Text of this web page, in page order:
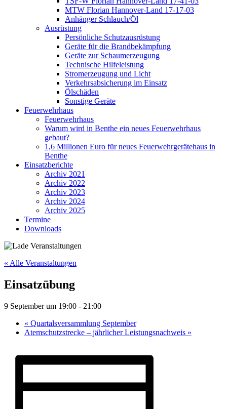
MTW Florian Hannover-Land 17-17-03
Anhänger Schlauch/Öl
Ausrüstung
Persönliche Schutzausrüstung
Geräte für die Brandbekämpfung
Geräte zur Schaumerzeugung
Technische Hilfeleistung
Stromerzeugung und Licht
Verkehrsabsicherung im Einsatz
Ölschäden
Sonstige Geräte
Feuerwehrhaus
Feuerwehrhaus
Warum wird in Benthe ein neues Feuerwehrhaus
gebaut?
1,6 Millionen Euro für neues Feuerwehrgerätehaus in
Benthe
Einsatzberichte
Archiv 2021
Archiv 2022
Archiv 2023
Archiv 2024
Archiv 2025
Termine
Downloads
« Alle Veranstaltungen
Einsatzübung
9 September um 19:00 - 21:00
« Quartalsversammlung September
Atemschutzstrecke – jährlicher Leistungsnachweis »